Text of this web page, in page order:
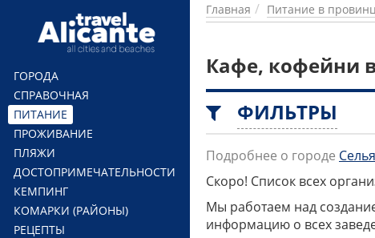
Перейти к основному содержанию
ГОРОДА
СПРАВОЧНАЯ
ПИТАНИЕ
ПРОЖИВАНИЕ
ПЛЯЖИ
ДОСТОПРИМЕЧАТЕЛЬНОСТИ
КЕМПИНГ
КОМАРКИ (РАЙОНЫ)
РЕЦЕПТЫ
Главная Питание в
Кафе, кофейни
ФИЛЬТРЫ
Подробнее о городе Селья
Скоро! Список всех
Мы работаем над
информацию о всех